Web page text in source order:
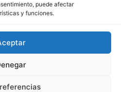
puede afectar
y funciones.